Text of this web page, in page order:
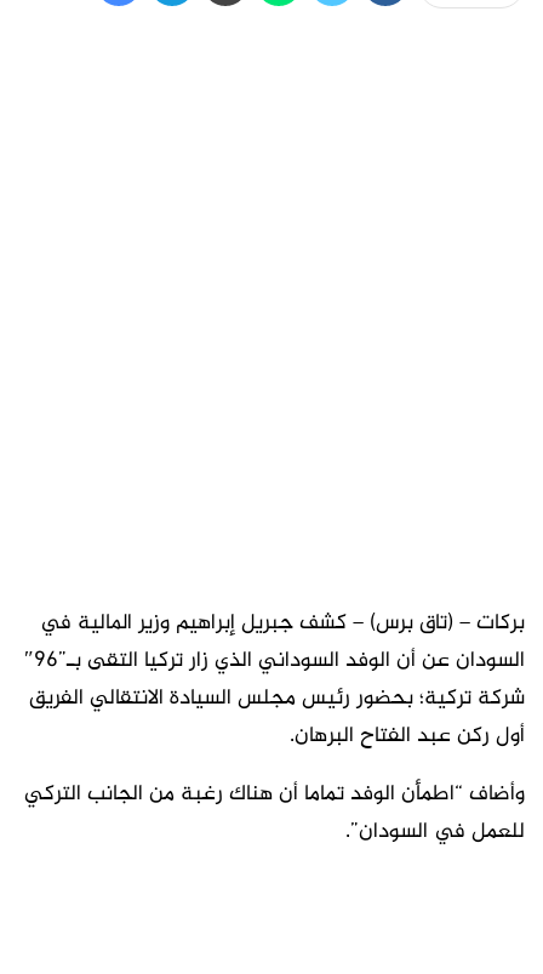
بركات – (تاق برس) – كشف جبريل إبراهيم وزير المالية في
السودان عن أن الوفد السوداني الذي زار تركيا التقى بـ”96″
شركة تركية؛ بحضور رئيس مجلس السيادة الانتقالي الفريق
أول ركن عبد الفتاح البرهان.
وأضاف “اطمأن الوفد تماما أن هناك رغبة من الجانب التركي
للعمل في السودان”.